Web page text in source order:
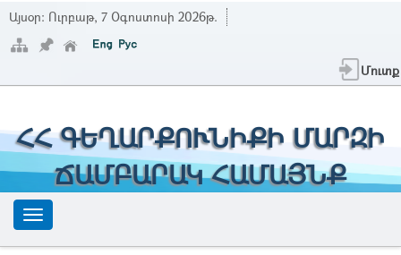
Այսօր: Ուրբաթ, 7 Օգոստոսի 2026թ.
Մուտք
ՀՀ ԳԵՂԱՐՔՈՒՆԻՔԻ ՄԱՐԶԻ
ՃԱՄԲԱՐԱԿ ՀԱՄԱՅՆՔ